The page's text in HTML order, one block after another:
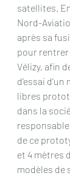
satellites.
Nord-
après sa
pour rentrer
Vélizy, afin
d’essai
libres
dans la
de ce
et 4 mètres
modèles de